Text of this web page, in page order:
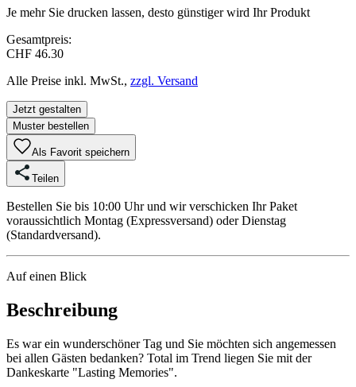
Je mehr Sie drucken lassen, desto günstiger wird Ihr Produkt
Gesamtpreis:
CHF 46.30
Alle Preise inkl. MwSt., zzgl. Versand
Jetzt gestalten
Muster bestellen
Als Favorit speichern
Teilen
Bestellen Sie bis 10:00 Uhr und wir verschicken Ihr Paket
voraussichtlich Montag (Expressversand) oder Dienstag
(Standardversand).
Auf einen Blick
Beschreibung
Es war ein wunderschöner Tag und Sie möchten sich angemessen
bei allen Gästen bedanken? Total im Trend liegen Sie mit der
Dankeskarte "Lasting Memories".